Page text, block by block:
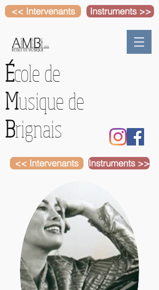
<< Intervenants Instruments >>
École de
Musique de
Brignais
<< Intervenants Instruments >>